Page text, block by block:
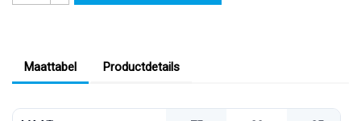
Maattabel Productdetails